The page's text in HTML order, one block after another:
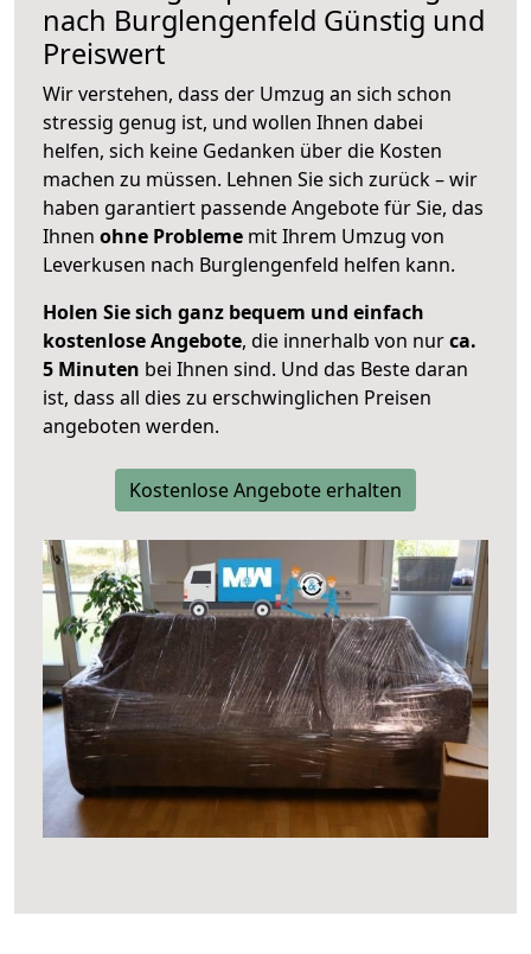
nach Burglengenfeld Günstig und
Preiswert
Wir verstehen, dass der Umzug an sich schon
stressig genug ist, und wollen Ihnen dabei
helfen, sich keine Gedanken über die Kosten
machen zu müssen. Lehnen Sie sich zurück – wir
haben garantiert passende Angebote für Sie, das
Ihnen ohne Probleme mit Ihrem Umzug von
Leverkusen nach Burglengenfeld helfen kann.
Holen Sie sich ganz bequem und einfach
kostenlose Angebote, die innerhalb von nurca.
5 Minuten bei Ihnen sind. Und das Beste daran
ist, dass all dies zu erschwinglichen Preisen
angeboten werden.
Kostenlose Angebote erhalten